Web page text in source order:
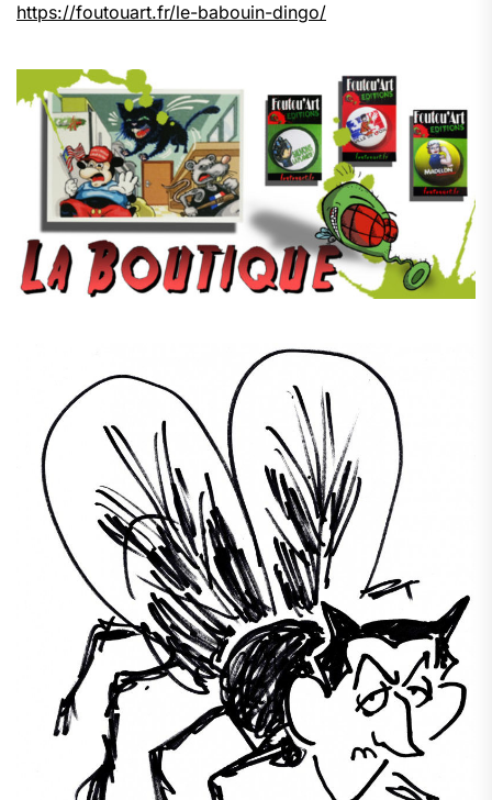
https://foutouart.fr/le-babouin-dingo/